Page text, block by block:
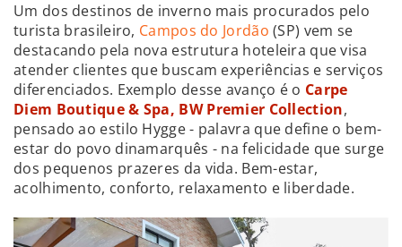
Um dos destinos de inverno mais procurados pelo
turista brasileiro, Campos do Jordão (SP) vem se
destacando pela nova estrutura hoteleira que visa
atender clientes que buscam experiências e serviços
diferenciados. Exemplo desse avanço é o Carpe
Diem Boutique & Spa, BW Premier Collection,
pensado ao estilo Hygge - palavra que define o bem-
estar do povo dinamarquês - na felicidade que surge
dos pequenos prazeres da vida. Bem-estar,
acolhimento, conforto, relaxamento e liberdade.